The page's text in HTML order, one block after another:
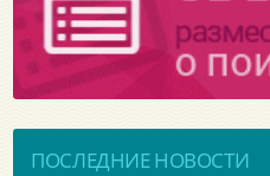
ПОСЛЕДНИЕ НОВОСТИ